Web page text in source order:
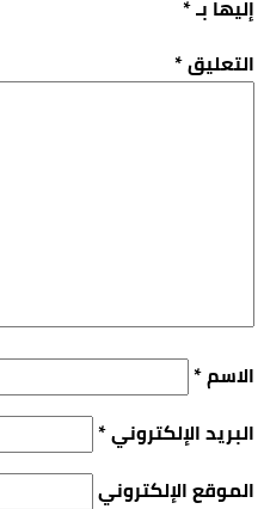
إليها بـ*
التعليق*
الاسم*
البريد الإلكتروني*
الموقع الإلكتروني